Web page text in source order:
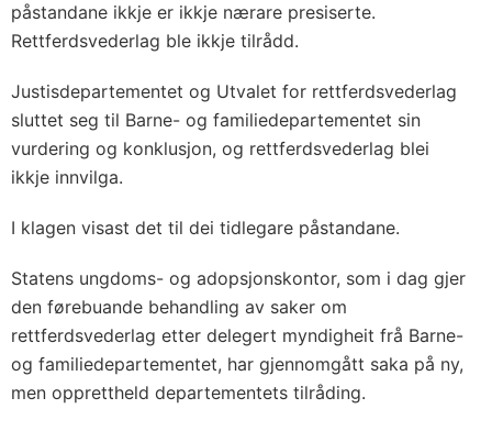
påstandane ikkje er ikkje nærare presiserte.
Rettferdsvederlag ble ikkje tilrådd.
Justisdepartementet og Utvalet for rettferdsvederlag
sluttet seg til Barne- og familiedepartementet sin
vurdering og konklusjon, og rettferdsvederlag blei
ikkje innvilga.
I klagen visast det til dei tidlegare påstandane.
Statens ungdoms- og adopsjonskontor, som i dag gjer
den førebuande behandling av saker om
rettferdsvederlag etter delegert myndigheit frå Barne-
og familiedepartementet, har gjennomgått saka på ny,
men opprettheld departementets tilråding.